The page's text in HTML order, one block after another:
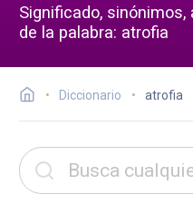
Significado,
de la palabra: atrofia
Diccionario atrofia